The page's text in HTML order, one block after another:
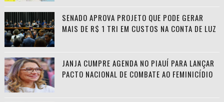
SENADO APROVA PROJETO QUE PODE GERAR
MAIS DE R$ 1 TRI EM CUSTOS NA CONTA DE LUZ
JANJA CUMPRE AGENDA NO PIAUÍ PARA LANÇAR
PACTO NACIONAL DE COMBATE AO FEMINICÍDIO